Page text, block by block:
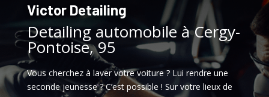
Victor Detailing
Detailing automobile à Cergy-
Pontoise, 95
Vous cherchez à laver votre voiture ? Lui rendre une
seconde jeunesse ? C’est possible ! Sur votre lieux de